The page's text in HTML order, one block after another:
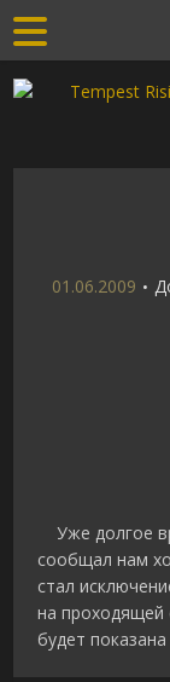
01.06.2009
Уже долгое
сообщал нам
стал
на проходящей
будет